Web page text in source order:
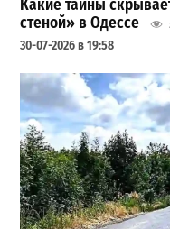
Какие тайны
стеной» в Одессе
30-07-2026 в 19:58